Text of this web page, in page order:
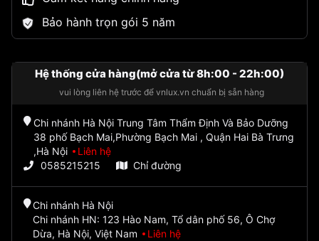
Bảo hành trọn gói 5 năm
Hệ thống cửa hàng(mở cửa từ 8h:00 - 22h:00)
vui lòng liên hệ trước để vnlux.vn chuẩn bị sẵn hàng
Chi nhánh Hà Nội Trung Tâm Thẩm Định Và Bảo Dưỡng
38 phố Bạch Mai,Phường Bạch Mai , Quận Hai Bà Trưng
,Hà Nội
Liên hệ
0585215215
Chỉ đường
Chi nhánh Hà Nội
Chi nhánh HN: 123 Hào Nam, Tổ dân phố 56, Ô Chợ
Dừa, Hà Nội, Việt Nam
Liên hệ